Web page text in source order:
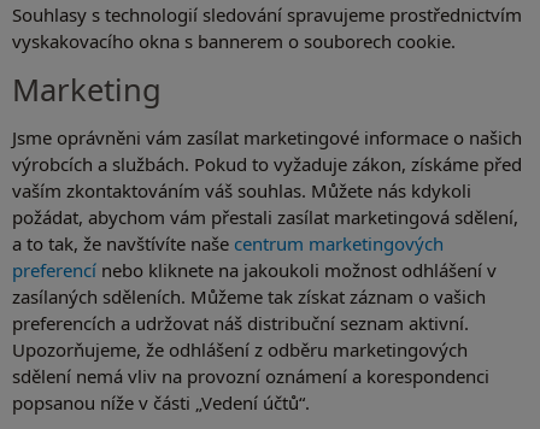
Souhlasy s technologií sledování spravujeme prostřednictvím
vyskakovacího okna s bannerem o souborech cookie.
Marketing
Jsme oprávněni vám zasílat marketingové informace o našich
výrobcích a službách. Pokud to vyžaduje zákon, získáme před
vaším zkontaktováním váš souhlas. Můžete nás kdykoli
požádat, abychom vám přestali zasílat marketingová sdělení,
a to tak, že navštívíte naše centrum marketingových
preferencí nebo kliknete na jakoukoli možnost odhlášení v
zasílaných sděleních. Můžeme tak získat záznam o vašich
preferencích a udržovat náš distribuční seznam aktivní.
Upozorňujeme, že odhlášení z odběru marketingových
sdělení nemá vliv na provozní oznámení a korespondenci
popsanou níže v části „Vedení účtů“.